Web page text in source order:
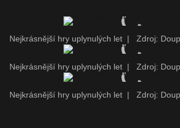
Nejkrásnější hry uplynulých let | Zdroj:
Nejkrásnější hry uplynulých let | Zdroj:
Nejkrásnější hry uplynulých let | Zdroj: